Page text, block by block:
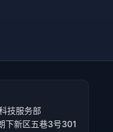
技服务部
下新区五巷3号301